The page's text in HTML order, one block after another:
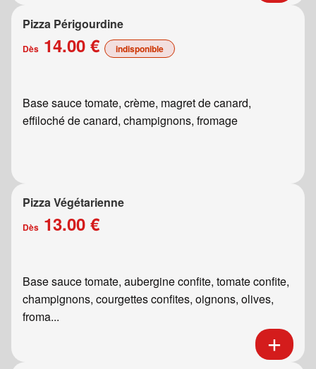
Pizza Périgourdine
Dès 14.00 € indisponible
Base sauce tomate, crème, magret de canard,
effiloché de canard, champignons, fromage
Pizza Végétarienne
Dès 13.00 €
Base sauce tomate, aubergine confite, tomate confite,
champignons, courgettes confites, oignons, olives,
froma...